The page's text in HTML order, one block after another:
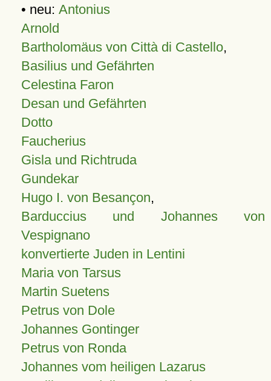
• neu: Antonius
Arnold
Bartholomäus von Città di Castello,
Basilius und Gefährten
Celestina Faron
Desan und Gefährten
Dotto
Faucherius
Gisla und Richtruda
Gundekar
Hugo I. von Besançon,
Barduccius und Johannes von
Vespignano
konvertierte Juden in Lentini
Maria von Tarsus
Martin Suetens
Petrus von Dole
Johannes Gontinger
Petrus von Ronda
Johannes vom heiligen Lazarus